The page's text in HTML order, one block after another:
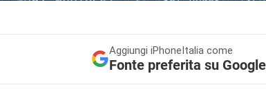
Aggiungi iPhoneItalia come
Fonte preferita su Google